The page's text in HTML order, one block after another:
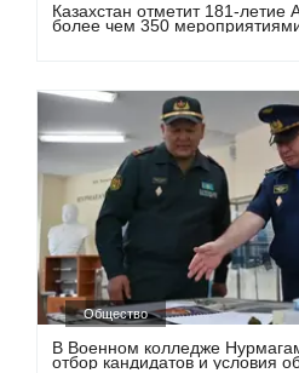
Казахстан отметит 181-летие
более чем 350
Общество
В Военном колледже
отбор кандидатов и условия